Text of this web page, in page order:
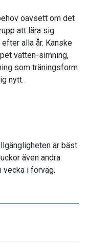
oavsett om det
att lära sig
alla år. Kanske
vatten-simning,
som träningsform
nytt.
är bäst
även andra
vecka i förväg.